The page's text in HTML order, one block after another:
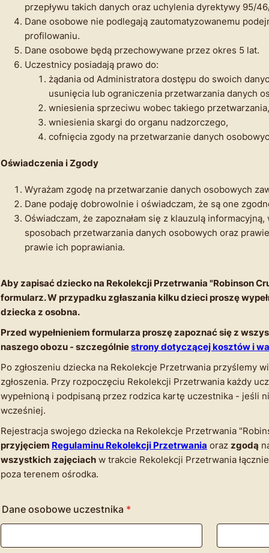
przepływu takich danych oraz uchylenia dyrektywy 95/
Dane osobowe nie podlegają zautomatyzowanemu
profilowaniu.
Dane osobowe będą przechowywane przez okres 5 lat.
Uczestnicy posiadają prawo do:
żądania od Administratora dostępu do swoich
usunięcia lub ograniczenia przetwarzania danych
wniesienia sprzeciwu wobec takiego przetwarzania,
wniesienia skargi do organu nadzorczego,
cofnięcia zgody na przetwarzanie danych
Oświadczenia i Zgody
Wyrażam zgodę na przetwarzanie danych osobowych
Dane podaję dobrowolnie i oświadczam, że są one
Oświadczam, że zapoznałam się z klauzulą
sposobach przetwarzania danych osobowych oraz
prawie ich poprawiania.
Aby zapisać dziecko na Rekolekcji Przetrwania "Robinson
formularz. W przypadku zgłaszania kilku dzieci proszę
dziecka z osobna.
Przed wypełnieniem formularza proszę zapoznać się z
naszego obozu - szczególniestrony dotyczącej kosztów i
Po zgłoszeniu dziecka na Rekolekcje Przetrwania przyślemy
zgłoszenia. Przy rozpoczęciu Rekolekcji Przetrwania każdy
wypełnioną i podpisaną przez rodzica kartę uczestnika - jeśli
wcześniej.
Rejestracja swojego dziecka na Rekolekcje Przetrwania
przyjęciem Regulaminu Rekolekcji Przetrwania oraz zgodą
wszystkich zajęciach w trakcie Rekolekcji Przetrwania
poza terenem ośrodka.
Dane osobowe uczestnika *